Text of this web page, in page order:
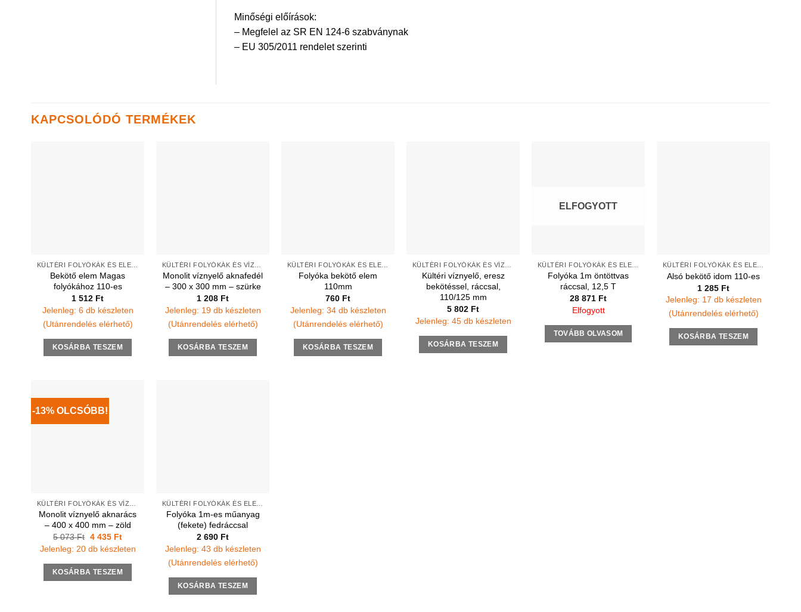
Minőségi előírások:
– Megfelel az SR EN 124-6 szabványnak
– EU 305/2011 rendelet szerinti
KAPCSOLÓDÓ TERMÉKEK
Bekötő elem Magas
folyókához 110-es
1 512 Ft
Jelenleg: 6 db készleten
(Utánrendelés elérhető)
KOSÁRBA TESZEM
Monolit víznyelő aknafedél
– 300 x 300 mm – szürke
1 208 Ft
Jelenleg: 19 db készleten
(Utánrendelés elérhető)
KOSÁRBA TESZEM
Folyóka bekötő elem
110mm
760 Ft
Jelenleg: 34 db készleten
(Utánrendelés elérhető)
KOSÁRBA TESZEM
Kültéri víznyelő, eresz
bekötéssel, ráccsal,
110/125 mm
5 802 Ft
Jelenleg: 45 db készleten
KOSÁRBA TESZEM
ELFOGYOTT
Folyóka 1m öntöttvas
ráccsal, 12,5 T
28 871 Ft
Elfogyott
TOVÁBB OLVASOM
Alsó bekötő idom 110-es
1 285 Ft
Jelenleg: 17 db készleten
(Utánrendelés elérhető)
KOSÁRBA TESZEM
-13% OLCSÓBB!
Monolit víznyelő aknarács
– 400 x 400 mm – zöld
5 073Ft Original
price
was:
5
073 Ft.
4 435 FtCurrent
price
is:
4
435 Ft.
Jelenleg: 20 db készleten
KOSÁRBA TESZEM
Folyóka 1m-es műanyag
(fekete) fedráccsal
2 690 Ft
Jelenleg: 43 db készleten
(Utánrendelés elérhető)
KOSÁRBA TESZEM